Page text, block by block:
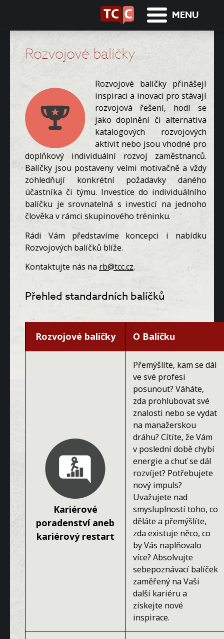
MENU
Rozvojové balíčky
Rozvojové balíčky přinášejí
inspiraci a inovaci pro stávají
rozvojová řešení, hodí se
jako doplnění či alternativa
katalogových rozvojových
aktivit nebo jsou vhodné pro
doplňkový individuální rozvoj zaměstnanců.
Balíčky jsou postaveny velmi motivačně a vždy
zohledňují konkrétní požadavky daného
účastníka či týmu. Investice do individuálního
balíčku je srovnatelná s investicí na jednoho
člověka v rámci skupinového tréninku.
Rádi Vám představíme koncepci i nabídku
Rozvojových balíčků blíže.
Kontaktujte nás na rb@tcc.cz.
Přehled standardních balíčků
Rozvojové balíčky O Balíčku
Kariérové
poradenství aneb
kariérový restart
Přemýšlíte, kam se dál
ve své profesi
posunout? Váháte,
zda prohlubovat své
znalosti nebo se vydat
na manažerskou
dráhu? Cítíte, že Vám
v poslední době chybí
energie a chuť se dál
rozvíjet? Potřebujete
nový impuls?
Uvažujete nad
smysluplností toho, co
děláte a přemýšlíte,
zda existuje něco, co
by Vás naplňovalo
více? Absolvujte
sebepoznávací balíček
zaměřený na Vaši
další kariéru a
získejte nové
inspirace.